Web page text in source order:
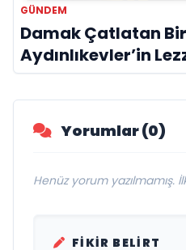
GÜNDEM
Damak Çatlatan
Aydınlıkevler’in
Damak
Yorumlar (0)
Henüz yorum yazılmamış.
FIKIR BELIRT